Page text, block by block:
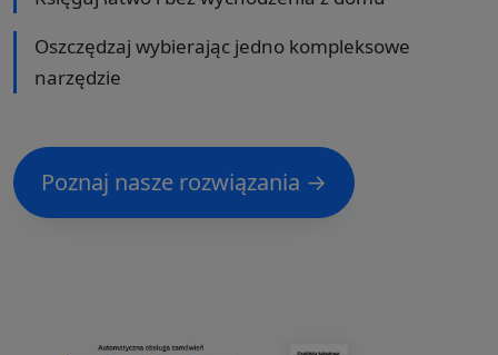
Oszczędzaj wybierając jedno kompleksowe
narzędzie
Poznaj nasze rozwiązania →